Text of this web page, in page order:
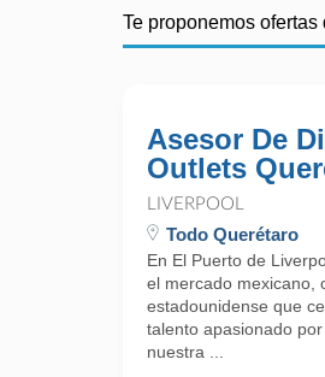
Te proponemos ofertas
Asesor De
Outlets
LIVERPOOL
Todo Querétaro
En El Puerto de
el mercado mexicano,
estadounidense que
talento apasionado
nuestra ...